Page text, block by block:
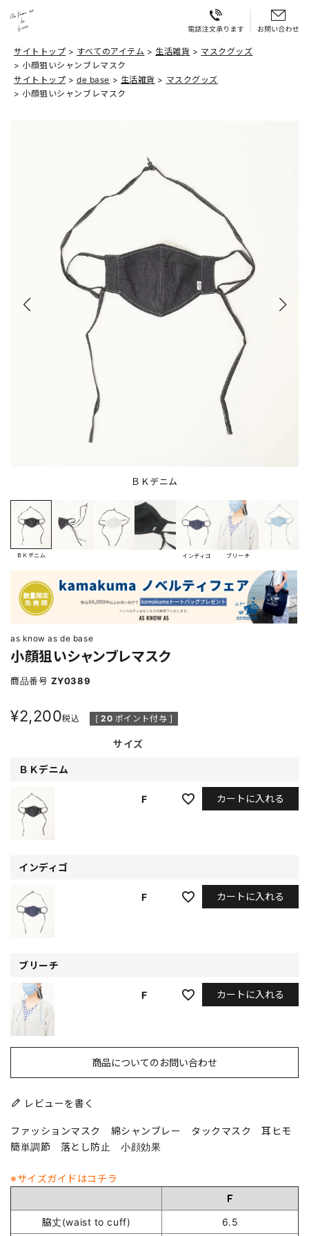
サイトトップ すべてのアイテム 生活雑貨
マスクグッズ
小顔狙いシャンブレマスク
サイトトップ
de base 生活雑貨
マスクグッズ
小顔狙いシャンブレマスク
ＢＫデニム
ＢＫデニム インディゴ ブリーチ
as know as de base
小顔狙いシャンブレマスク
商品番号 ZY0389
¥2,200税込 [ 20 ポイント付与 ]
サイズ
ＢＫデニム
F カートに入れる
インディゴ
F カートに入れる
ブリーチ
F カートに入れる
商品についてのお問い合わせ
レビューを書く
ファッションマスク 綿シャンブレー タックマスク 耳ヒモ
簡単調節 落とし防止 小顔効果
※サイズガイドはコチラ
Ｆ
脇丈(waist to cuff)
6.5